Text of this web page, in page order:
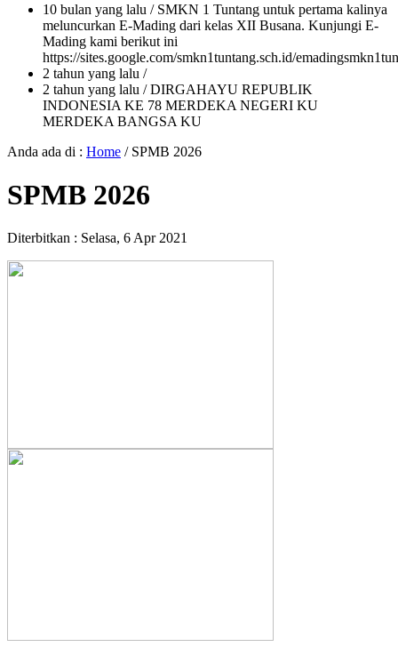
10 bulan yang lalu / SMKN 1 Tuntang untuk pertama kalinya
meluncurkan E-Mading dari kelas XII Busana. Kunjungi E-
Mading kami berikut ini
https://sites.google.com/smkn1tuntang.sch.id/
2 tahun yang lalu /
2 tahun yang lalu / DIRGAHAYU REPUBLIK
INDONESIA KE 78 MERDEKA NEGERI KU
MERDEKA BANGSA KU
Anda ada di : Home / SPMB 2026
SPMB 2026
Diterbitkan : Selasa, 6 Apr 2021